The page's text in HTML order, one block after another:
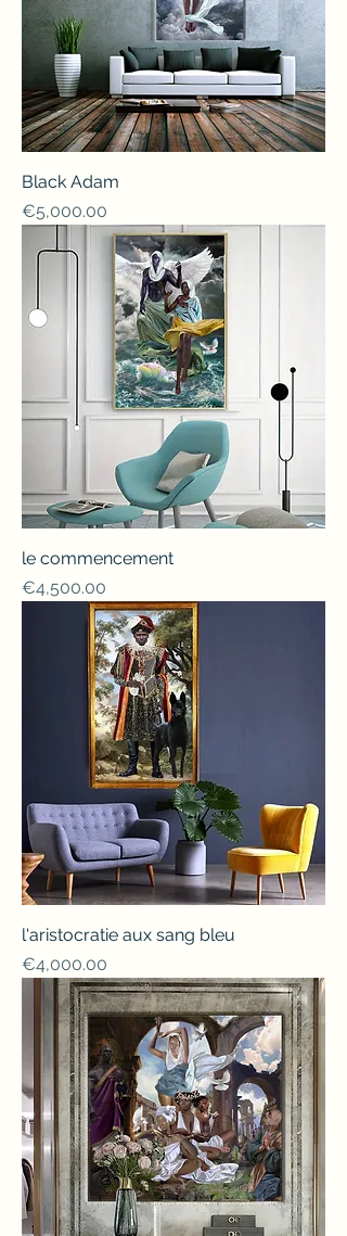
Black Adam
Price
€5,000.00
le commencement
Price
€4,500.00
l'aristocratie aux sang bleu
Price
€4,000.00